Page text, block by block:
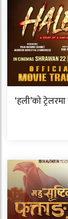
‘हली’को